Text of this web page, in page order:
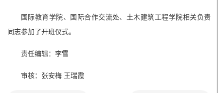
国际教育学院、国际合作交流处、土木建筑工程学院相关负责
同志参加了开班仪式。
责任编辑：李雪
审核：张安梅 王瑞霞